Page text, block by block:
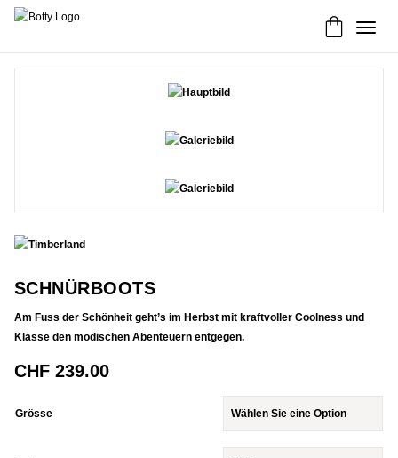
SCHNÜRBOOTS
Am Fuss der Schönheit geht’s im Herbst mit kraftvoller Coolness und
Klasse den modischen Abenteuern entgegen.
CHF 239.00
Grösse